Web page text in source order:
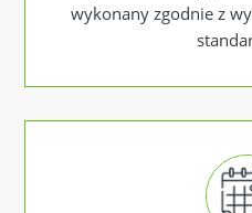
wykonany zgodnie z